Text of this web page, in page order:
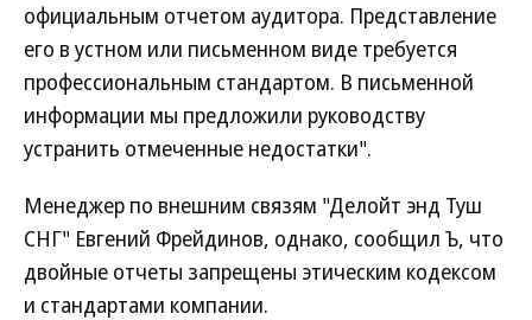
официальным отчетом аудитора. Представление
его в устном или письменном виде требуется
профессиональным стандартом. В письменной
информации мы предложили руководству
устранить отмеченные недостатки".
Менеджер по внешним связям "Делойт энд Туш
СНГ" Евгений Фрейдинов, однако, сообщил Ъ, что
двойные отчеты запрещены этическим кодексом
и стандартами компании.